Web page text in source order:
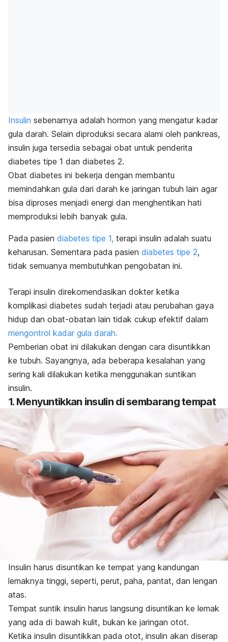
Insulin sebenarnya adalah hormon yang mengatur kadar
gula darah. Selain diproduksi secara alami oleh pankreas,
insulin juga tersedia sebagai obat untuk penderita
diabetes tipe 1 dan diabetes 2.
Obat diabetes ini bekerja dengan membantu
memindahkan gula dari darah ke jaringan tubuh lain agar
bisa diproses menjadi energi dan menghentikan hati
memproduksi lebih banyak gula.
Pada pasien diabetes tipe 1, terapi insulin adalah suatu
keharusan. Sementara pada pasien diabetes tipe 2,
tidak semuanya membutuhkan pengobatan ini.
Terapi insulin direkomendasikan dokter ketika
komplikasi diabetes sudah terjadi atau perubahan gaya
hidup dan obat-obatan lain tidak cukup efektif dalam
mengontrol kadar gula darah.
Pemberian obat ini dilakukan dengan cara disuntikkan
ke tubuh. Sayangnya, ada beberapa kesalahan yang
sering kali dilakukan ketika menggunakan suntikan
insulin.
1. Menyuntikkan insulin di sembarang tempat
Insulin harus disuntikan ke tempat yang kandungan
lemaknya tinggi, seperti, perut, paha, pantat, dan lengan
atas.
Tempat suntik insulin harus langsung disuntikan ke lemak
yang ada di bawah kulit, bukan ke jaringan otot.
Ketika insulin disuntikkan pada otot, insulin akan diserap